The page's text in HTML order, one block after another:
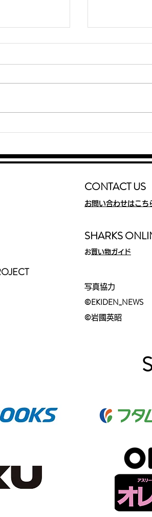
成が、あな
インター
CONTACT US
お問い合わせはこち
SHARKS
​お買い物ガイド
写真協力
©EKIDEN_NEWS
©︎岩國英昭